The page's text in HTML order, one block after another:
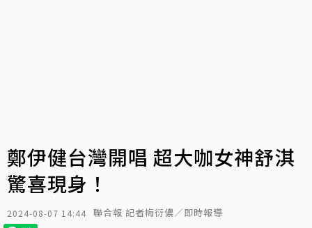
鄭伊健台灣開唱 超大咖女神舒淇
驚喜現身！
2024-08-07 14:44 聯合報 記者梅衍儂／即時報導